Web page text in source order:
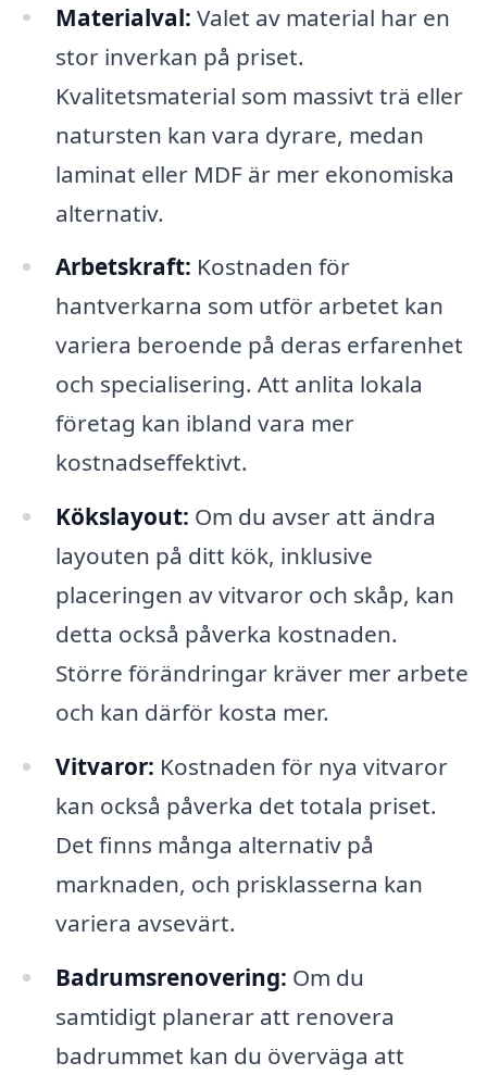
Materialval: Valet av material har en
stor inverkan på priset.
Kvalitetsmaterial som massivt trä eller
natursten kan vara dyrare, medan
laminat eller MDF är mer ekonomiska
alternativ.
Arbetskraft: Kostnaden för
hantverkarna som utför arbetet kan
variera beroende på deras erfarenhet
och specialisering. Att anlita lokala
företag kan ibland vara mer
kostnadseffektivt.
Kökslayout: Om du avser att ändra
layouten på ditt kök, inklusive
placeringen av vitvaror och skåp, kan
detta också påverka kostnaden.
Större förändringar kräver mer arbete
och kan därför kosta mer.
Vitvaror: Kostnaden för nya vitvaror
kan också påverka det totala priset.
Det finns många alternativ på
marknaden, och prisklasserna kan
variera avsevärt.
Badrumsrenovering: Om du
samtidigt planerar att renovera
badrummet kan du överväga att